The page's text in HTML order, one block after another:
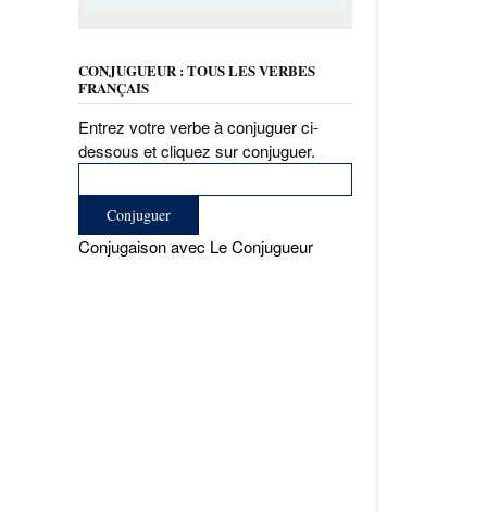
CONJUGUEUR : TOUS LES VERBES
FRANÇAIS
Entrez votre verbe à conjuguer ci-
dessous et cliquez sur conjuguer.
Conjugaison avec Le Conjugueur